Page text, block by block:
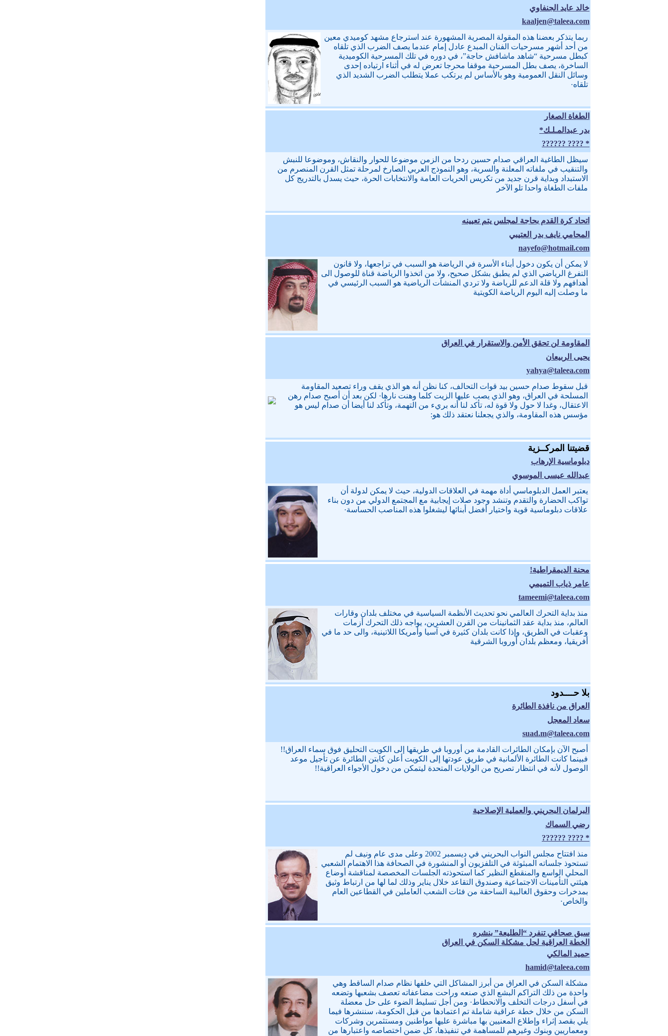
خالد عايد الجنفاوي
kaaljen@taleea.com
ربما يتذكر بعضنا هذه المقولة المصرية المشهورة عند استرجاع مشهد كوميدي معين
من أحد أشهر مسرحيات الفنان المبدع عادل إمام عندما يصف الضرب الذي تلقاه
كبطل مسرحية “شاهد ماشافش حاجة”، في دوره في تلك المسرحية الكوميدية
الساخرة، يصف بطل المسرحية موقفا محرجا تعرض له في أثناء ارتياده إحدى
وسائل النقل العمومية وهو بالأساس لم يرتكب عملا يتطلب الضرب الشديد الذي
تلقاه·
الطغاة الصغار
بدر عبدالمـلـك*
* ???? ??????
سيظل الطاغية العراقي صدام حسين ردحا من الزمن موضوعا للحوار والنقاش، وموضوعا للنبش
والتنقيب في ملفاته المعلنة والسرية، وهو النموذج العربي الصارخ لمرحلة تمثل القرن المنصرم من
الاستبداد وبداية قرن جديد من تكريس الحريات العامة والانتخابات الحرة، حيث يسدل بالتدريج كل
ملفات الطغاة واحدا تلو الآخر
اتحاد كرة القدم بحاجة لمجلس يتم تعيينه
المحامي نايف بدر العتيبي
nayefo@hotmail.com
لا يمكن أن يكون دخول أبناء الأسرة في الرياضة هو السبب في تراجعها، ولا قانون
التفرغ الرياضي الذي لم يطبق بشكل صحيح، ولا من اتخذوا الرياضة قناة للوصول الى
أهدافهم ولا قلة الدعم للرياضة ولا تردي المنشآت الرياضية هو السبب الرئيسي في
ما وصلت إليه اليوم الرياضة الكويتية
المقاومة لن تحقق الأمن والاستقرار في العراق
يحيى الربيعان
yahya@taleea.com
قبل سقوط صدام حسين بيد قوات التحالف، كنا نظن أنه هو الذي يقف وراء تصعيد المقاومة
المسلحة في العراق، وهو الذي يصب عليها الزيت كلما وهنت نارها· لكن بعد أن أصبح صدام رهن
الاعتقال، وغدا لا حول ولا قوة له، تأكد لنا أنه بريء من التهمة، وتأكد لنا أيضا أن صدام ليس هو
مؤسس هذه المقاومة، والذي يجعلنا نعتقد ذلك هو:
قضيتنا المركــزية
دبلوماسية الإرهاب
عبدالله عيسى الموسوي
يعتبر العمل الدبلوماسي أداة مهمة في العلاقات الدولية، حيث لا يمكن لدولة أن
تواكب الحضارة والتقدم وتنشد وجود صلات إيجابية مع المجتمع الدولي من دون بناء
علاقات دبلوماسية قوية واختيار أفضل أبنائها ليشغلوا هذه المناصب الحساسة·
محنة الديمقراطية!
عامر ذياب التميمي
tameemi@taleea.com
منذ بداية التحرك العالمي نحو تحديث الأنظمة السياسية في مختلف بلدان وقارات
العالم، منذ بداية عقد الثمانينات من القرن العشرين، يواجه ذلك التحرك أزمات
وعقبات في الطريق، وإذا كانت بلدان كثيرة في آسيا وأمريكا اللاتينية، والى حد ما في
أفريقيا، ومعظم بلدان أوروبا الشرقية
بلا حــــدود
العراق من نافذة الطائرة
سعاد المعجل
suad.m@taleea.com
أصبح الآن بإمكان الطائرات القادمة من أوروبا في طريقها إلى الكويت التحليق فوق سماء العراق!!
فبينما كانت الطائرة الألمانية في طريق عودتها إلى الكويت أعلن كابتن الطائرة عن تأجيل موعد
الوصول لأنه في انتظار تصريح من الولايات المتحدة ليتمكن من دخول الأجواء العراقية!!
البرلمان البحريني والعملية الإصلاحية
رضي السماك
* ???? ??????
منذ افتتاح مجلس النواب البحريني في ديسمبر 2002 وعلى مدى عام ونيف لم
تستحوذ جلساته المبثوثة في التلفزيون أو المنشورة في الصحافة هذا الاهتمام الشعبي
المحلي الواسع والمنقطع النظير كما استحوذته الجلسات المخصصة لمناقشة أوضاع
هيئتي التأمينات الاجتماعية وصندوق التقاعد خلال يناير وذلك لما لها من ارتباط وثيق
بمدخرات وحقوق الغالبية الساحقة من فئات الشعب العاملين في القطاعين العام
والخاص·
سبق صحافي تنفرد “الطليعة” بنشره
الخطة العراقية لحل مشكلة السكن في العراق
حميد المالكي
hamid@taleea.com
مشكلة السكن في العراق من أبرز المشاكل التي خلفها نظام صدام الساقط وهي
واحدة من ذلك التراكم البشع الذي صنعه وراحت مضاعفاته تعصف بشعبها وتضعه
في أسفل درجات التخلف والانحطاط· ومن أجل تسليط الضوء على حل معضلة
السكن من خلال خطة عراقية شاملة تم اعتمادها من قبل الحكومة، سننشرها فيما
يلي بقصد إثراء وإطلاع المعنيين بها مباشرة عليها مواطنين ومستثمرين وشركات
ومعماريين وبنوك وغيرهم للمساهمة في تنفيذها، كل ضمن اختصاصه واعتبارها من